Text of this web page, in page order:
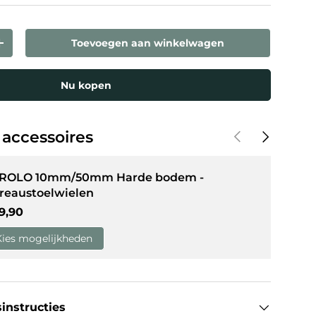
gallerij-weergave
de hoeveelheid
Toevoegen aan winkelwagen
Nu kopen
Vorige Volgende
10mm/50mm Harde bodem -
prijs
mogelijkheden